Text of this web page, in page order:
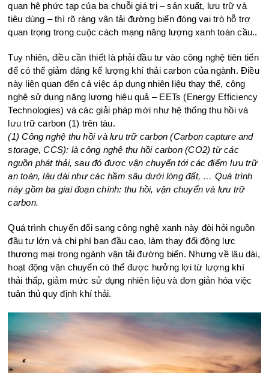
quan hệ phức tạp của ba chuỗi giá trị – sản xuất, lưu trữ và
tiêu dùng – thì rõ ràng vận tải đường biển đóng vai trò hỗ trợ
quan trọng trong cuộc cách mạng năng lượng xanh toàn cầu..
Tuy nhiên, điều cần thiết là phải đầu tư vào công nghệ tiên tiến
để có thể giảm đáng kể lượng khí thải carbon của ngành. Điều
này liên quan đến cả việc áp dụng nhiên liệu thay thế, công
nghệ sử dụng năng lượng hiệu quả – EETs (Energy Efficiency
Technologies) và các giải pháp mới như hệ thống thu hồi và
lưu trữ carbon (1) trên tàu.
(1) Công nghệ thu hồi và lưu trữ carbon (Carbon capture and
storage, CCS): là công nghệ thu hồi carbon (CO2) từ các
nguồn phát thải, sau đó được vận chuyển tới các điểm lưu trữ
an toàn, lâu dài như các hầm sâu dưới lòng đất, … Quá trình
này gồm ba giai đoạn chính: thu hồi, vận chuyển và lưu trữ
carbon.
Quá trình chuyển đổi sang công nghệ xanh này đòi hỏi nguồn
đầu tư lớn và chi phí ban đầu cao, làm thay đổi động lực
thương mại trong ngành vận tải đường biển. Nhưng về lâu dài,
hoạt động vận chuyển có thể được hưởng lợi từ lượng khí
thải thấp, giảm mức sử dụng nhiên liệu và đơn giản hóa việc
tuân thủ quy định khí thải.